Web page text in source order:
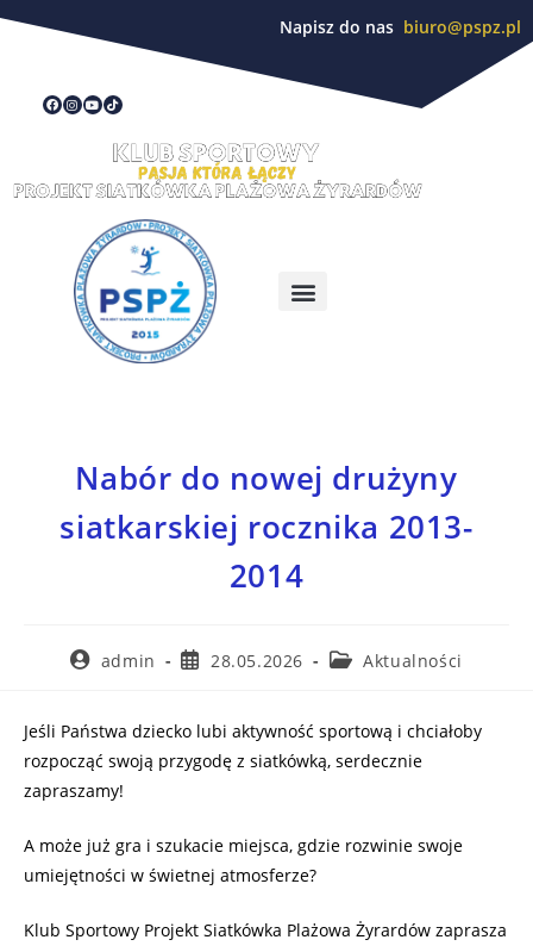
Napisz do nas biuro@pspz.pl
Nabór do nowej drużyny
siatkarskiej rocznika 2013-
2014
admin 28.05.2026 Aktualności
Jeśli Państwa dziecko lubi aktywność sportową i chciałoby
rozpocząć swoją przygodę z siatkówką, serdecznie
zapraszamy!
A może już gra i szukacie miejsca, gdzie rozwinie swoje
umiejętności w świetnej atmosferze?
Klub Sportowy Projekt Siatkówka Plażowa Żyrardów zaprasza